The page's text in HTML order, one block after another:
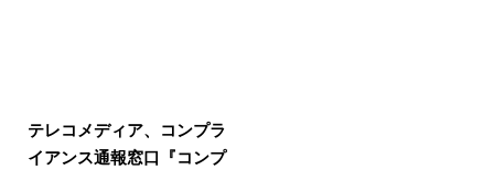
テレコメディア、コンプラ
イアンス通報窓口『コンプ